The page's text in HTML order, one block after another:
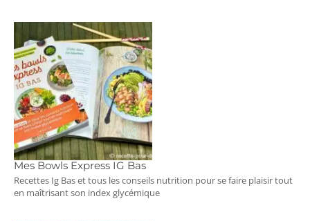
Mes Bowls Express IG Bas
Recettes Ig Bas et tous les conseils nutrition pour se faire plaisir tout
en maîtrisant son index glycémique